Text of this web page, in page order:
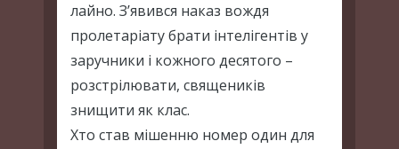
лайно. З’явився наказ вождя
пролетаріату брати інтелігентів у
заручники і кожного десятого –
розстрілювати, священиків
знищити як клас.
Хто став мішенню номер один для